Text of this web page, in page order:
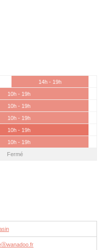
14h - 19h
10h - 19h
10h - 19h
10h - 19h
10h - 19h
10h - 19h
Fermé